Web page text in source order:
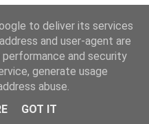
τελευταία ημέρα των
η Πειραματική Σκηνή του
παράσταση. Εξω από το
συγκέντρωση υπέρ της
to deliver its services
and user-agent are
and security
generate usage
abuse.
GOT IT